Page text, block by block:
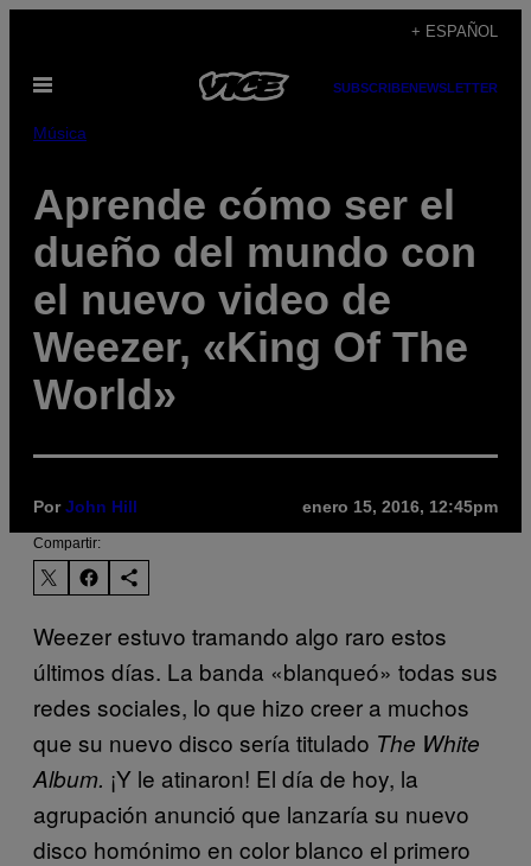
contenido
+ ESPAÑOL
Abrir
SUBSCRIBENEWSLETTER
Música
Aprende cómo ser el
dueño del mundo con
el nuevo video de
Weezer, «King Of The
World»
PorJohn Hill enero 15, 2016, 12:45pm
Compartir:
Weezer estuvo tramando algo raro estos
últimos días. La banda «blanqueó» todas sus
redes sociales, lo que hizo creer a muchos
que su nuevo disco sería titulado The White
Album. ¡Y le atinaron! El día de hoy, la
agrupación anunció que lanzaría su nuevo
disco homónimo en color blanco el primero